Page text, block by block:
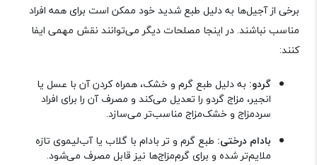
برخی از آجیل‌ها به دلیل طبع شدید خود ممکن است برای همه افراد
مناسب نباشند. در اینجا مصلحات دیگر می‌توانند نقش مهمی ایفا
کنند:
گردو: به دلیل طبع گرم و خشک، همراه کردن آن با عسل یا
انجیر، مزاج گردو را تعدیل می‌کند و مصرف آن را برای افراد
سردمزاج و خشک‌مزاج مناسب‌تر می‌سازد.
بادام درختی: طبع گرم و تر بادام با گلاب یا آب‌لیموی تازه
ملایم‌تر شده و برای گرم‌مزاج‌ها نیز قابل مصرف می‌شود.